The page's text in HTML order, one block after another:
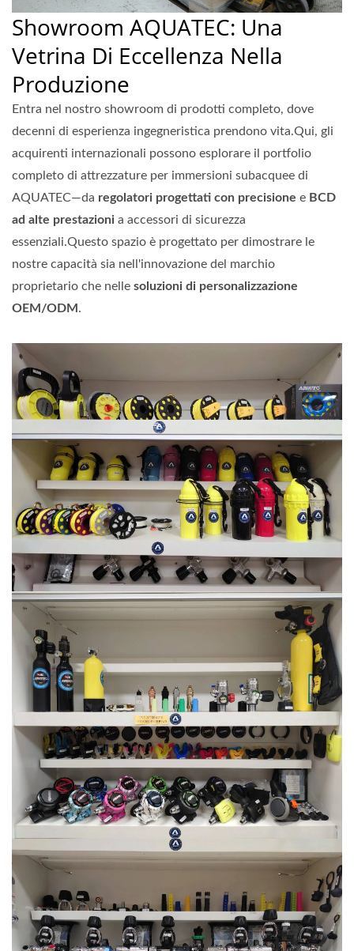
Showroom AQUATEC: Una
Vetrina Di Eccellenza Nella
Produzione
Entra nel nostro showroom di prodotti completo, dove
decenni di esperienza ingegneristica prendono vita.Qui, gli
acquirenti internazionali possono esplorare il portfolio
completo di attrezzature per immersioni subacquee di
AQUATEC—da regolatori progettati con precisione e BCD
ad alte prestazioni a accessori di sicurezza
essenziali.Questo spazio è progettato per dimostrare le
nostre capacità sia nell'innovazione del marchio
proprietario che nelle soluzioni di personalizzazione
OEM/ODM .